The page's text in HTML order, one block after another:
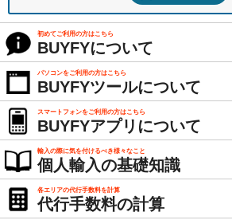
初めてご利用の方はこちら
BUYFYについて
パソコンをご利用の方はこちら
BUYFYツールについて
スマートフォンをご利用の方はこちら
BUYFYアプリについて
輸入の際に気を付けるべき様々なこと
個人輸入の基礎知識
各エリアの代行手数料を計算
代行手数料の計算